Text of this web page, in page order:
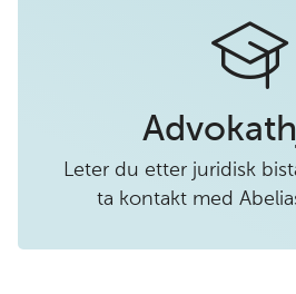
Leter du etter juridisk
ta kontakt med